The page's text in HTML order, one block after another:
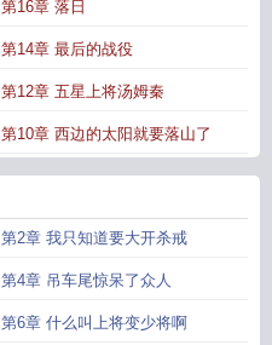
第16章 落日
第14章 最后的战役
第12章 五星上将汤姆秦
第10章 西边的太阳就要落山了
第2章 我只知道要大开杀戒
第4章 吊车尾惊呆了众人
第6章 什么叫上将变少将啊